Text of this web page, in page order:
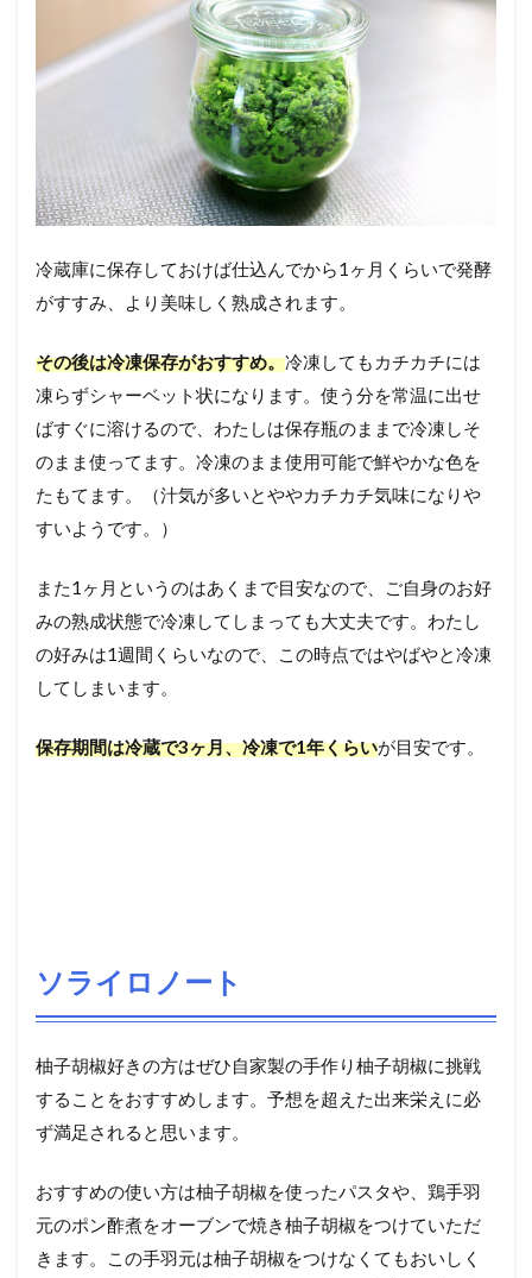
冷蔵庫に保存しておけば仕込んでから1ヶ月くらいで発酵
がすすみ、より美味しく熟成されます。
その後は冷凍保存がおすすめ。冷凍してもカチカチには
凍らずシャーベット状になります。使う分を常温に出せ
ばすぐに溶けるので、わたしは保存瓶のままで冷凍しそ
のまま使ってます。冷凍のまま使用可能で鮮やかな色を
たもてます。（汁気が多いとややカチカチ気味になりや
すいようです。）
また1ヶ月というのはあくまで目安なので、ご自身のお好
みの熟成状態で冷凍してしまっても大丈夫です。わたし
の好みは1週間くらいなので、この時点ではやばやと冷凍
してしまいます。
保存期間は冷蔵で3ヶ月、冷凍で1年くらいが目安です。
ソライロノート
柚子胡椒好きの方はぜひ自家製の手作り柚子胡椒に挑戦
することをおすすめします。予想を超えた出来栄えに必
ず満足されると思います。
おすすめの使い方は柚子胡椒を使ったパスタや、鶏手羽
元のポン酢煮をオーブンで焼き柚子胡椒をつけていただ
きます。この手羽元は柚子胡椒をつけなくてもおいしく